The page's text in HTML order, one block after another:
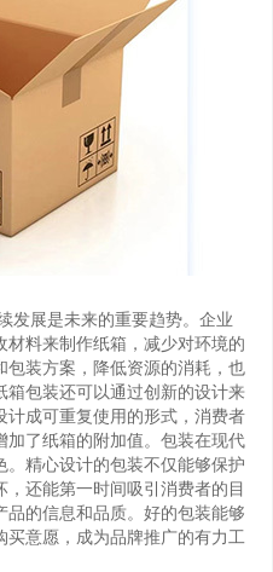
发展是未来的重要趋势。企业
材料来制作纸箱，减少对环境的
包装方案，降低资源的消耗，也
箱包装还可以通过创新的设计来
计成可重复使用的形式，消费者
加了纸箱的附加值。包装在现代
精心设计的包装不仅能够保护
还能第一时间吸引消费者的目
的信息和品质。好的包装能够
买意愿，成为品牌推广的有力工